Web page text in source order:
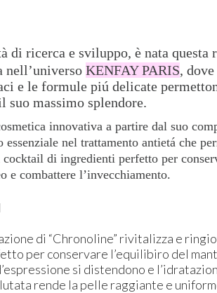
di ricerca e sviluppo, è nata questa
nell’universo KENFAY PARIS,
e le formule piú delicate
suo massimo splendore.
innovativa a partire dal suo
nel trattamento antietá che
di ingredienti perfetto per
e combattere l’invecchiamento.
di “Chronoline” rivitalizza e
per conservare l’equilibiro del
si distendono e
rende la pelle raggiante e